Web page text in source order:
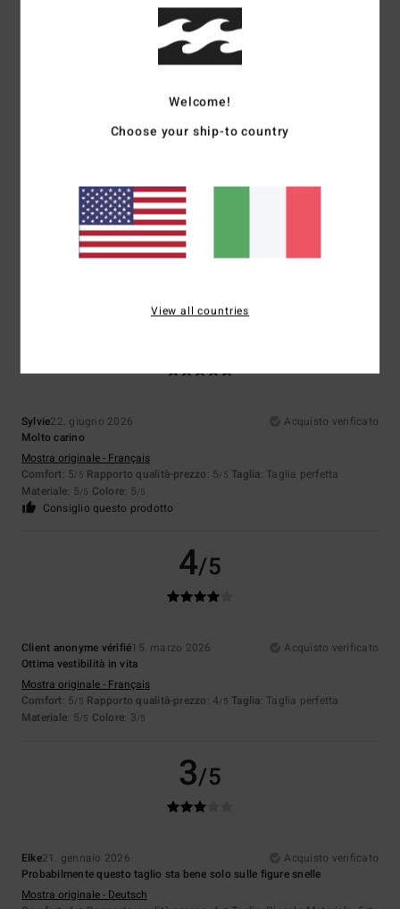
3 recensioni verificatedal gennaio 2026
Il 33% dei nostri clienti consiglia questo prodotto
Rapporto qualità-prezzo
Materiale
Colore
Sylvie22. giugno 2026
Acquisto verificato
Molto carino
Mostra originale - Français
Comfort: 5/5 Rapporto qualità-prezzo: 5/5 Taglia: Taglia perfetta
Materiale: 5/5 Colore: 5/5
Consiglio questo prodotto
4/5
Client anonyme vérifié15. marzo 2026
Acquisto verificato
Ottima vestibilità in vita
Mostra originale - Français
Comfort: 5/5 Rapporto qualità-prezzo: 4/5 Taglia: Taglia perfetta
Materiale: 5/5 Colore: 3/5
3/5
Elke21. gennaio 2026
Acquisto verificato
Probabilmente questo taglio sta bene solo sulle figure snelle
Mostra originale - Deutsch
Welcome!
Choose your ship-to country
View all countries